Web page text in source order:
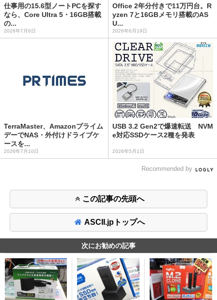
仕事用の15.6型ノートPCを探す
なら、Core Ultra 5・16GB搭載
の...
2026年7月6日
Office 2年分付きで11万円台。R
yzen 7と16GBメモリ搭載のAS
U...
2026年6月19日
TerraMaster、Amazonプライム
デーでNAS・外付けドライブケ
ースを...
2026年7月10日
USB 3.2 Gen2で爆速転送 NVM
e対応SSDケース2種を発表
2026年5月1日
Recommended by
この記事の先頭へ
ASCII.jpトップへ
次にお勧めの記事